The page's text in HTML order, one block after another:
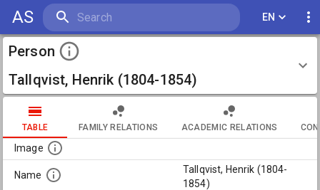
AS EN
Person
Tallqvist, Henrik (1804-1854)
TABLE FAMILY RELATIONS ACADEMIC RELATIONS
Image
Name
Tallqvist, Henrik (1804-
1854)